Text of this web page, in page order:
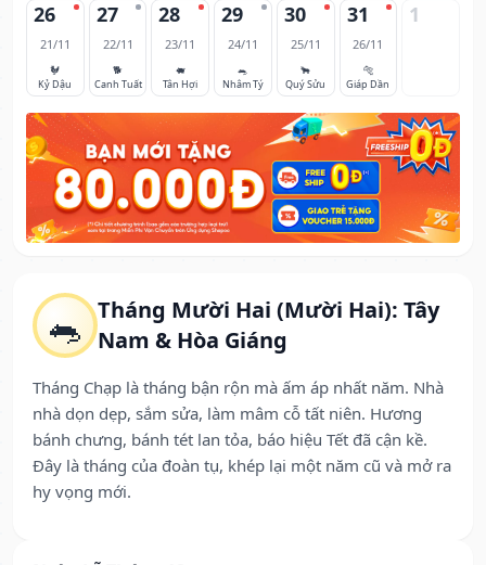
🐀 Tháng Mười Hai (Mười Hai): Tây
Nam & Hòa Giáng
Tháng Chạp là tháng bận rộn mà ấm áp nhất năm. Nhà
nhà dọn dẹp, sắm sửa, làm mâm cỗ tất niên. Hương
bánh chưng, bánh tét lan tỏa, báo hiệu Tết đã cận kề.
Đây là tháng của đoàn tụ, khép lại một năm cũ và mở ra
hy vọng mới.
26
21/11
🐓
Kỷ Dậu
27
22/11
🐕
Canh Tuất
28
23/11
🐖
Tân Hợi
29
24/11
🐀
Nhâm Tý
30
25/11
🐂
Quý Sửu
31
26/11
🐅
Giáp Dần
1